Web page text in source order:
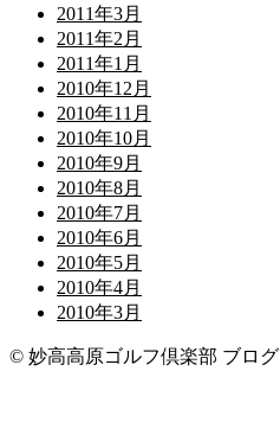
2011年3月
2011年2月
2011年1月
2010年12月
2010年11月
2010年10月
2010年9月
2010年8月
2010年7月
2010年6月
2010年5月
2010年4月
2010年3月
© 妙高高原ゴルフ倶楽部 ブログ